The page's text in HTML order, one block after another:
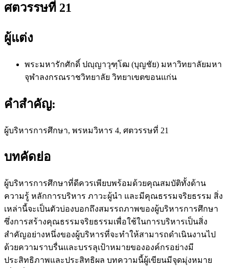
ศตวรรษที่ 21
ผู้แต่ง
พระมหารักศักดิ์ ปญฺญาวุฑฺโฒ (บุญชัย) มหาวิทยาลัยมหา
จุฬาลงกรณราชวิทยาลัย วิทยาเขตขอนแก่น
คำสำคัญ:
ผู้บริหารการศึกษา, พรหมวิหาร 4, ศตวรรษที่ 21
บทคัดย่อ
ผู้บริหารการศึกษาที่ดีควรเพียบพร้อมด้วยคุณสมบัติทั้งด้าน
ความรู้ หลักการบริหาร ภาวะผู้นำ และมีคุณธรรมจริยธรรม สิ่ง
เหล่านี้จะเป็นตัวบ่องบอกถึงสมรรถภาพของผู้บริหารการศึกษา
ซึ่งการสร้างคุณธรรมจริยธรรมเพื่อใช้ในการบริหารเป็นสิ่ง
สำคัญอย่างหนึ่งของผู้บริหารที่จะทำให้สามารถดำเนินงานไป
ด้วยความราบรื่นและบรรลุเป้าหมายขององค์กรอย่างมี
ประสิทธิภาพและประสิทธิผล บทความนี้ผู้เขียนมีจุดมุ่งหมาย